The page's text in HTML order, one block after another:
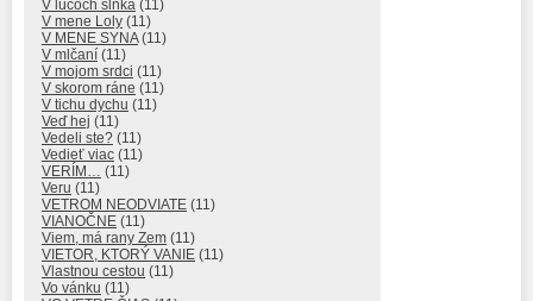
V lúčoch slnka (11)
V mene Loly (11)
V MENE SYNA(11)
V mlčaní (11)
V mojom srdci (11)
V skorom ráne (11)
V tichu dychu (11)
Veď hej (11)
Vedeli ste? (11)
Vedieť viac (11)
VERÍM… (11)
Veru (11)
VETROM NEODVIATE (11)
VIANOČNE (11)
Viem, má rany Zem (11)
VIETOR, KTORÝ VANIE (11)
Vlastnou cestou (11)
Vo vánku (11)